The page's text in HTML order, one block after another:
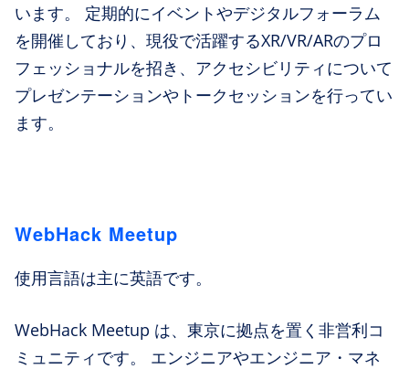
います。 定期的にイベントやデジタルフォーラム
を開催しており、現役で活躍するXR/VR/ARのプロ
フェッショナルを招き、アクセシビリティについて
プレゼンテーションやトークセッションを行ってい
ます。
WebHack Meetup
使用言語は主に英語です。
WebHack Meetup は、東京に拠点を置く非営利コ
ミュニティです。 エンジニアやエンジニア・マネ